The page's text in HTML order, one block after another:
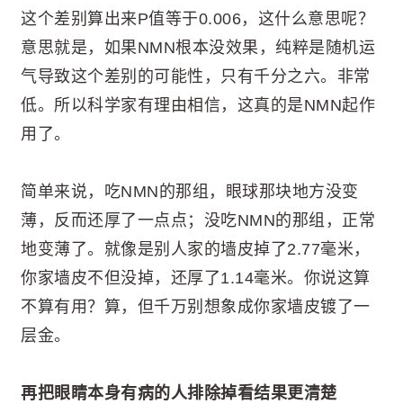
这个差别算出来P值等于0.006，这什么意思呢？
意思就是，如果NMN根本没效果，纯粹是随机运
气导致这个差别的可能性，只有千分之六。非常
低。所以科学家有理由相信，这真的是NMN起作
用了。
简单来说，吃NMN的那组，眼球那块地方没变
薄，反而还厚了一点点；没吃NMN的那组，正常
地变薄了。就像是别人家的墙皮掉了2.77毫米，
你家墙皮不但没掉，还厚了1.14毫米。你说这算
不算有用？算，但千万别想象成你家墙皮镀了一
层金。
再把眼睛本身有病的人排除掉看结果更清楚